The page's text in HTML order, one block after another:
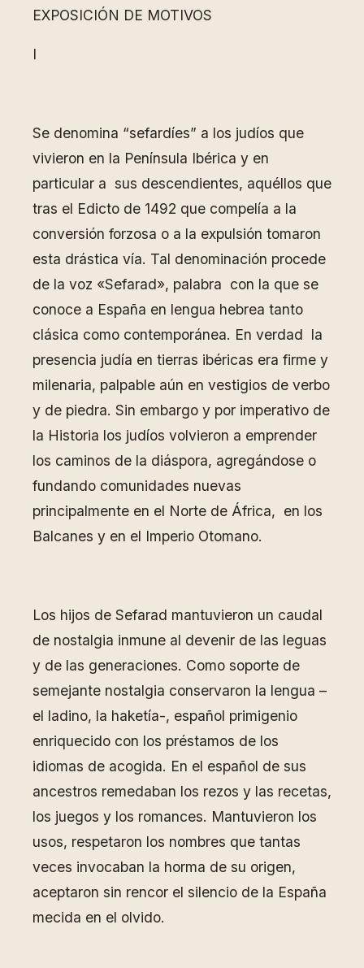
EXPOSICIÓN DE MOTIVOS
I
Se denomina “sefardíes” a los judíos que
vivieron en la Península Ibérica y en
particular a sus descendientes, aquéllos que
tras el Edicto de 1492 que compelía a la
conversión forzosa o a la expulsión tomaron
esta drástica vía. Tal denominación procede
de la voz «Sefarad», palabra con la que se
conoce a España en lengua hebrea tanto
clásica como contemporánea. En verdad la
presencia judía en tierras ibéricas era firme y
milenaria, palpable aún en vestigios de verbo
y de piedra. Sin embargo y por imperativo de
la Historia los judíos volvieron a emprender
los caminos de la diáspora, agregándose o
fundando comunidades nuevas
principalmente en el Norte de África, en los
Balcanes y en el Imperio Otomano.
Los hijos de Sefarad mantuvieron un caudal
de nostalgia inmune al devenir de las leguas
y de las generaciones. Como soporte de
semejante nostalgia conservaron la lengua –
el ladino, la haketía-, español primigenio
enriquecido con los préstamos de los
idiomas de acogida. En el español de sus
ancestros remedaban los rezos y las recetas,
los juegos y los romances. Mantuvieron los
usos, respetaron los nombres que tantas
veces invocaban la horma de su origen,
aceptaron sin rencor el silencio de la España
mecida en el olvido.